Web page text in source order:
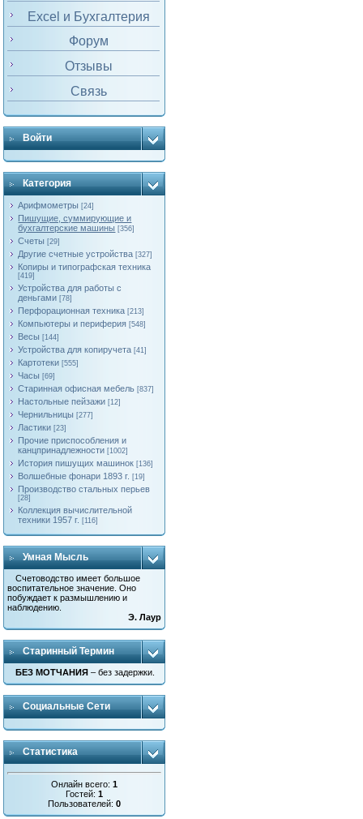
Excel и Бухгалтерия
Форум
Отзывы
Связь
Войти
Категория
Арифмометры [24]
Пишущие, суммирующие и
бухгалтерские машины [356]
Счеты [29]
Другие счетные устройства [327]
Копиры и типографская техника
[419]
Устройства для работы с
деньгами [78]
Перфорационная техника [213]
Компьютеры и периферия [548]
Весы [144]
Устройства для копиручета [41]
Картотеки [555]
Часы [69]
Старинная офисная мебель [837]
Настольные пейзажи [12]
Чернильницы [277]
Ластики [23]
Прочие приспособления и
канцпринадлежности [1002]
История пишущих машинок [136]
Волшебные фонари 1893 г. [19]
Производство стальных перьев
[28]
Коллекция вычислительной
техники 1957 г. [116]
Умная Мысль
Счетоводство имеет большое
воспитательное значение. Оно
побуждает к размышлению и
наблюдению.
Э. Лаур
Старинный Термин
БЕЗ МОТЧАНИЯ – без задержки.
Социальные Сети
Статистика
Онлайн всего:1
Гостей:1
Пользователей:0